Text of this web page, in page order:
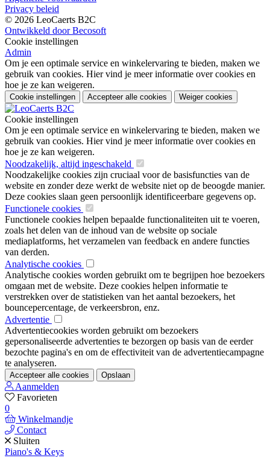
Privacy beleid
© 2026 LeoCaerts B2C
Ontwikkeld door Becosoft
Cookie instellingen
Admin
Om je een optimale service en winkelervaring te bieden, maken we
gebruik van cookies. Hier vind je meer informatie over cookies en
hoe je ze kan weigeren.
Cookie instellingen Accepteer alle cookies Weiger cookies
Cookie instellingen
Om je een optimale service en winkelervaring te bieden, maken we
gebruik van cookies. Hier vind je meer informatie over cookies en
hoe je ze kan weigeren.
Noodzakelijk, altijd ingeschakeld
Noodzakelijke cookies zijn cruciaal voor de basisfuncties van de
website en zonder deze werkt de website niet op de beoogde manier.
Deze cookies slaan geen persoonlijk identificeerbare gegevens op.
Functionele cookies
Functionele cookies helpen bepaalde functionaliteiten uit te voeren,
zoals het delen van de inhoud van de website op sociale
mediaplatforms, het verzamelen van feedback en andere functies
van derden.
Analytische cookies
Analytische cookies worden gebruikt om te begrijpen hoe bezoekers
omgaan met de website. Deze cookies helpen informatie te
verstrekken over de statistieken van het aantal bezoekers, het
bouncepercentage, de verkeersbron, enz.
Advertentie
Advertentiecookies worden gebruikt om bezoekers
gepersonaliseerde advertenties te bezorgen op basis van de eerder
bezochte pagina's en om de effectiviteit van de advertentiecampagne
te analyseren.
Accepteer alle cookies Opslaan
Aanmelden
Favorieten
0
Winkelmandje
Contact
Sluiten
Piano's & Keys